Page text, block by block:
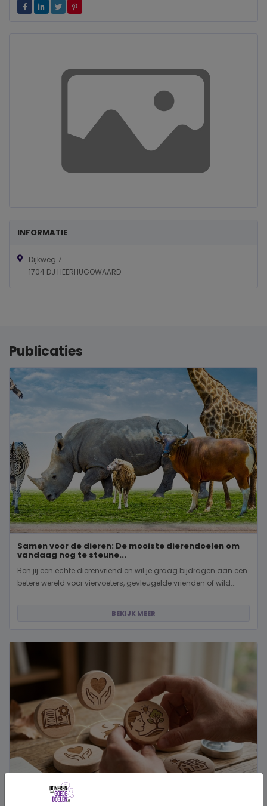
INFORMATIE
Dijkweg 7
1704 DJ HEERHUGOWAARD
Publicaties
Samen voor de dieren: De mooiste dierendoelen om
vandaag nog te steune...
Ben jij een echte dierenvriend en wil je graag bijdragen aan een
betere wereld voor viervoeters, gevleugelde vrienden of wild...
BEKIJK MEER